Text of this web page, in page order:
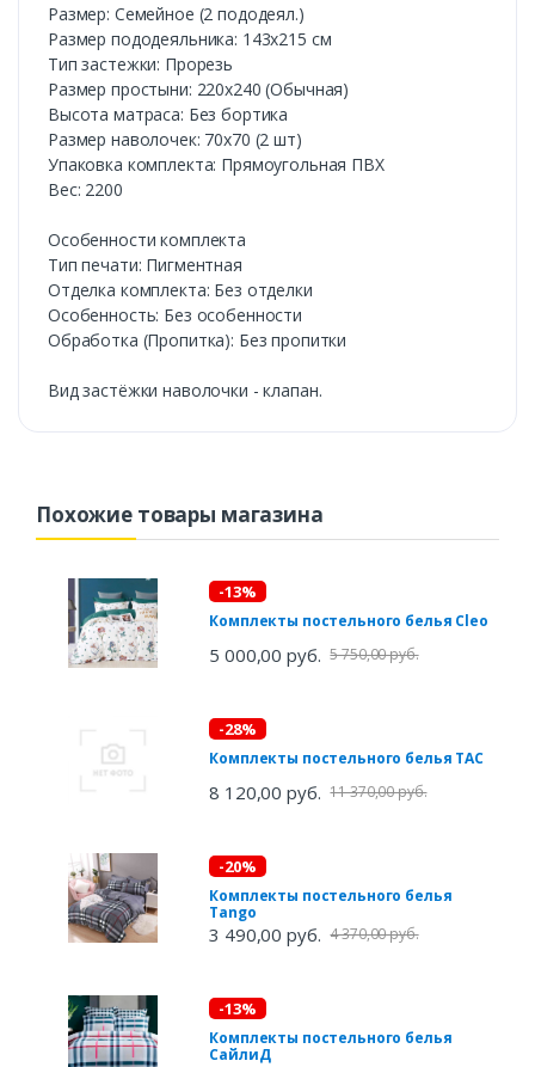
Размер: Семейное (2 пододеял.)
Размер пододеяльника: 143х215 см
Тип застежки: Прорезь
Размер простыни: 220х240 (Обычная)
Высота матраса: Без бортика
Размер наволочек: 70х70 (2 шт)
Упаковка комплекта: Прямоугольная ПВХ
Вес: 2200
Особенности комплекта
Тип печати: Пигментная
Отделка комплекта: Без отделки
Особенность: Без особенности
Обработка (Пропитка): Без пропитки
Вид застёжки наволочки - клапан.
Похожие товары магазина
-13%
Комплекты постельного белья Cleo
5 000,00 руб. 5 750,00 руб.
-28%
Комплекты постельного белья TAC
8 120,00 руб. 11 370,00 руб.
-20%
Комплекты постельного белья
Tango
3 490,00 руб. 4 370,00 руб.
-13%
Комплекты постельного белья
СайлиД